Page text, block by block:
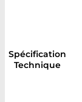
Spécification
Technique